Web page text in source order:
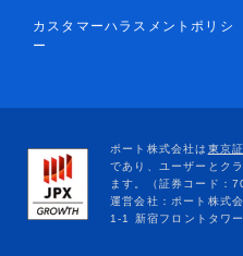
カスタマーハラスメントポリシ
ー